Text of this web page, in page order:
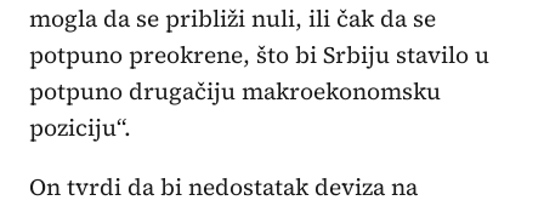
mogla da se približi nuli, ili čak da se
potpuno preokrene, što bi Srbiju stavilo u
potpuno drugačiju makroekonomsku
poziciju“.
On tvrdi da bi nedostatak deviza na